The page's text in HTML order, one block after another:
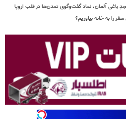
آلمان، نماد گفت‌وگوی تمدن‌ها در قلب اروپا
را به خانه بیاوریم؟